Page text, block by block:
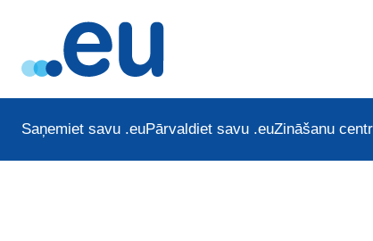
Saņemiet savu .euPārvaldiet savu .euZināšanu